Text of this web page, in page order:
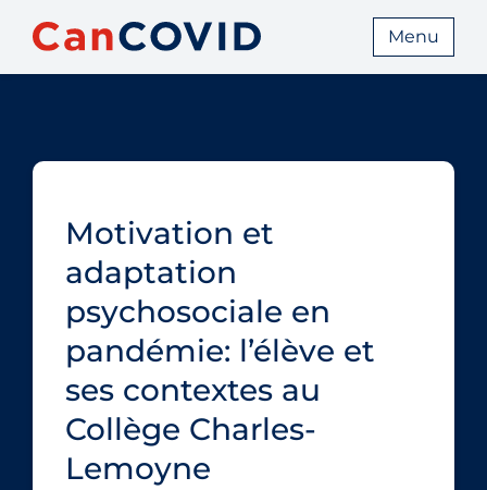
Menu
Motivation et
adaptation
psychosociale en
pandémie: l’élève et
ses contextes au
Collège Charles-
Lemoyne